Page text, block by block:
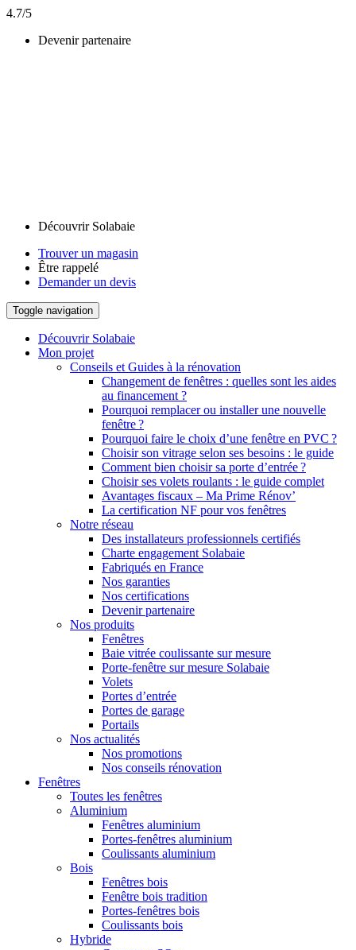
4.7/5
Devenir partenaire
Découvrir Solabaie
Trouver un magasin
Être rappelé
Demander un devis
Toggle navigation
Découvrir Solabaie
Mon projet
Conseils et Guides à la rénovation
Changement de fenêtres : quelles sont les aides
au financement ?
Pourquoi remplacer ou installer une nouvelle
fenêtre ?
Pourquoi faire le choix d’une fenêtre en PVC ?
Choisir son vitrage selon ses besoins : le guide
Comment bien choisir sa porte d’entrée ?
Choisir ses volets roulants : le guide complet
Avantages fiscaux – Ma Prime Rénov’
La certification NF pour vos fenêtres
Notre réseau
Des installateurs professionnels certifiés
Charte engagement Solabaie
Fabriqués en France
Nos garanties
Nos certifications
Devenir partenaire
Nos produits
Fenêtres
Baie vitrée coulissante sur mesure
Porte-fenêtre sur mesure Solabaie
Volets
Portes d’entrée
Portes de garage
Portails
Nos actualités
Nos promotions
Nos conseils rénovation
Fenêtres
Toutes les fenêtres
Aluminium
Fenêtres aluminium
Portes-fenêtres aluminium
Coulissants aluminium
Bois
Fenêtres bois
Fenêtre bois tradition
Portes-fenêtres bois
Coulissants bois
Hybride